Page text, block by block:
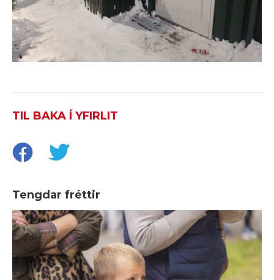
TIL BAKA Í YFIRLIT
Tengdar fréttir